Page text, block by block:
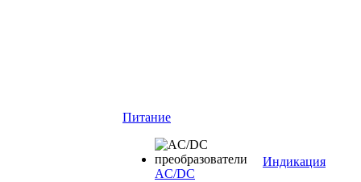
Питание
AC/DC
Индикация